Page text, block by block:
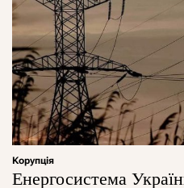
Корупція
Енергосистема